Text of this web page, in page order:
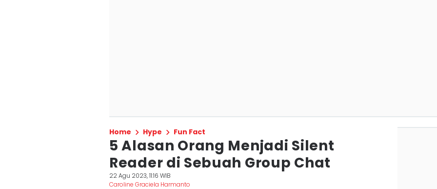
Home Hype Fun Fact
5 Alasan Orang Menjadi Silent
Reader di Sebuah Group Chat
22 Agu 2023, 11:16 WIB
Caroline Graciela Harmanto